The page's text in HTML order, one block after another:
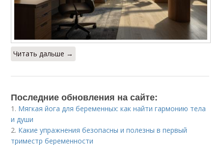
Читать дальше →
Последние обновления на сайте:
1. Мягкая йога для беременных: как найти гармонию тела
и души
2. Какие упражнения безопасны и полезны в первый
триместр беременности